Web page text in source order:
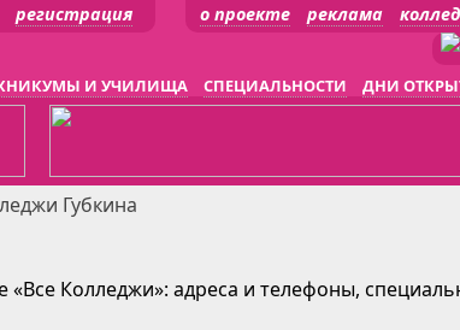
о проекте реклама
регистрация
И УЧИЛИЩА СПЕЦИАЛЬНОСТИ ДНИ
Губкина
«Все Колледжи»: адреса и телефоны,